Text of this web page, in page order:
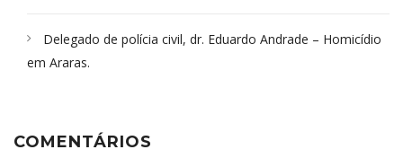
Delegado de polícia civil, dr. Eduardo Andrade – Homicídio
em Araras.
COMENTÁRIOS